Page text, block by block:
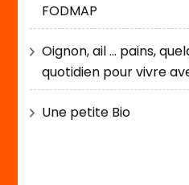
FODMAP
Oignon, ail … pains,
quotidien pour vivre
Une petite Bio